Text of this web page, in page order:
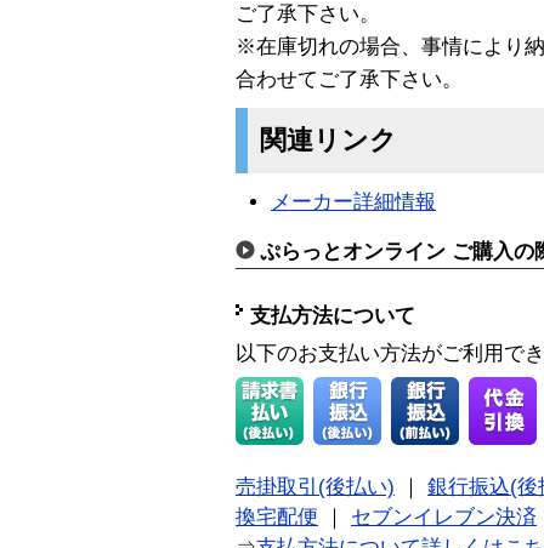
ご了承下さい。
※在庫切れの場合、事情により
合わせてご了承下さい。
関連リンク
メーカー詳細情報
ぷらっとオンライン ご購入の
支払方法について
以下のお支払い方法がご利用で
売掛取引(後払い)
銀行振込(後
換宅配便
セブンイレブン決済